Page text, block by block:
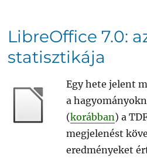
LibreOffice 7.0:
statisztikája
Egy hete jelent
a
(korábban) a
megjelenést
eredményeket